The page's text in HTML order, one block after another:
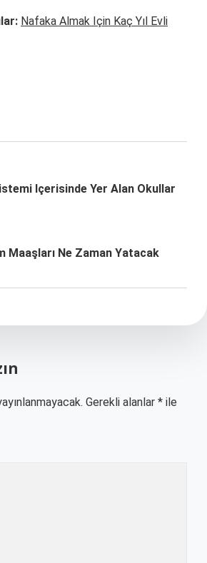
Nafaka Almak Için Kaç Yıl Evli
Içerisinde Yer Alan Okullar
Maaşları Ne Zaman Yatacak
Gerekli alanlar * ile